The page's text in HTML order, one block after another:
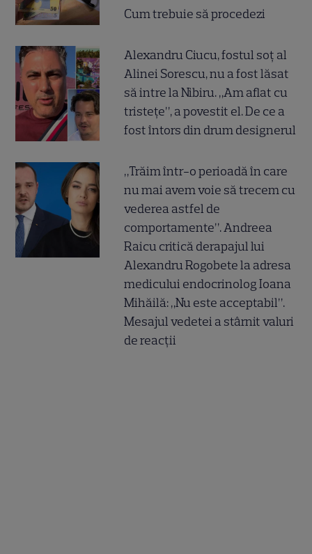
Cum trebuie să procedezi
Alexandru Ciucu, fostul soț al
Alinei Sorescu, nu a fost lăsat
să intre la Nibiru. „Am aflat cu
tristețe”, a povestit el. De ce a
fost întors din drum designerul
„Trăim într-o perioadă în care
nu mai avem voie să trecem cu
vederea astfel de
comportamente”. Andreea
Raicu critică derapajul lui
Alexandru Rogobete la adresa
medicului endocrinolog Ioana
Mihăilă: „Nu este acceptabil”.
Mesajul vedetei a stârnit valuri
de reacții